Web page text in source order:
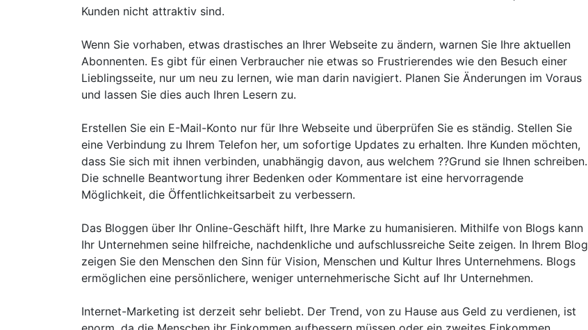
Kunden nicht attraktiv sind.
Wenn Sie vorhaben, etwas drastisches an Ihrer Webseite zu ändern, warnen Sie Ihre aktuellen
Abonnenten. Es gibt für einen Verbraucher nie etwas so Frustrierendes wie den Besuch einer
Lieblingsseite, nur um neu zu lernen, wie man darin navigiert. Planen Sie Änderungen im Voraus
und lassen Sie dies auch Ihren Lesern zu.
Erstellen Sie ein E-Mail-Konto nur für Ihre Webseite und überprüfen Sie es ständig. Stellen Sie
eine Verbindung zu Ihrem Telefon her, um sofortige Updates zu erhalten. Ihre Kunden möchten,
dass Sie sich mit ihnen verbinden, unabhängig davon, aus welchem ??Grund sie Ihnen schreiben.
Die schnelle Beantwortung ihrer Bedenken oder Kommentare ist eine hervorragende
Möglichkeit, die Öffentlichkeitsarbeit zu verbessern.
Das Bloggen über Ihr Online-Geschäft hilft, Ihre Marke zu humanisieren. Mithilfe von Blogs kann
Ihr Unternehmen seine hilfreiche, nachdenkliche und aufschlussreiche Seite zeigen. In Ihrem Blog
zeigen Sie den Menschen den Sinn für Vision, Menschen und Kultur Ihres Unternehmens. Blogs
ermöglichen eine persönlichere, weniger unternehmerische Sicht auf Ihr Unternehmen.
Internet-Marketing ist derzeit sehr beliebt. Der Trend, von zu Hause aus Geld zu verdienen, ist